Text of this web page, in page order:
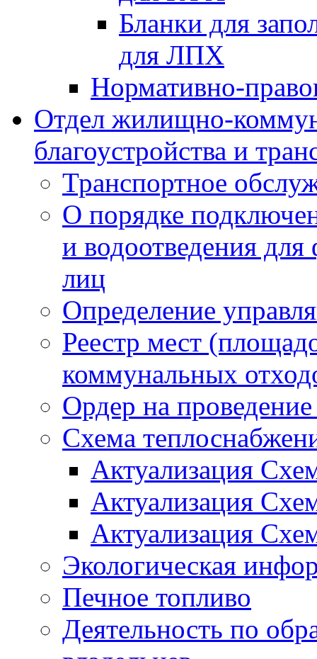
Бланки для
для ЛПХ
Нормативно-
Отдел жилищно-
благоустройства и
Транспортное
О порядке
и водоотведения
лиц
Определение
Реестр мест
коммунальных
Ордер на
Схема
Актуализация
Актуализация
Актуализация
Экологическая
Печное топливо
Деятельность по